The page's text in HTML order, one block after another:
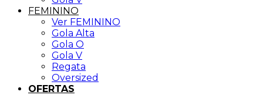
FEMININO
Ver FEMININO
Gola Alta
Gola O
Gola V
Regata
Oversized
OFERTAS